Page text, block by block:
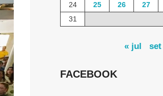
24
25 26 27
31
« jul set
FACEBOOK